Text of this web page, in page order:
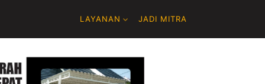
LAYANAN JADI MITRA